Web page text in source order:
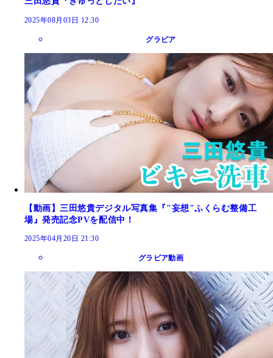
2025年08月03日 12:30
グラビア
【動画】三田悠貴デジタル写真集『"妄想"ふくらむ整備工
場』発売記念PVを配信中！
2025年04月20日 21:30
グラビア動画